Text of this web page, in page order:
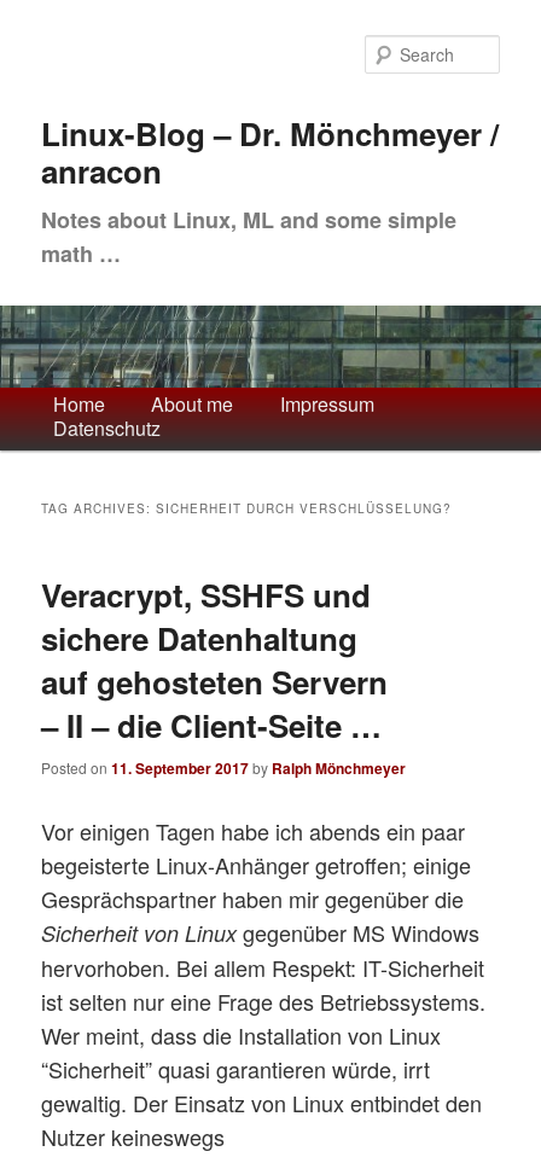
content
contentLinux-Blog – Dr. Mönchmeyer /
anracon
Notes about Linux, ML and some simple
math …
Main
menu
Home About me
Impressum
Datenschutz
TAG ARCHIVES:SICHERHEIT DURCH VERSCHLÜSSELUNG?
Veracrypt, SSHFS und
sichere Datenhaltung
auf gehosteten Servern
– II – die Client-Seite …
Posted on11. September 2017by Ralph Mönchmeyer
Vor einigen Tagen habe ich abends ein paar
begeisterte Linux-Anhänger getroffen; einige
Gesprächspartner haben mir gegenüber die
Sicherheit von Linuxgegenüber MS Windows
hervorhoben. Bei allem Respekt: IT-Sicherheit
ist selten nur eine Frage des Betriebssystems.
Wer meint, dass die Installation von Linux
“Sicherheit” quasi garantieren würde, irrt
gewaltig. Der Einsatz von Linux entbindet den
Nutzer keineswegs